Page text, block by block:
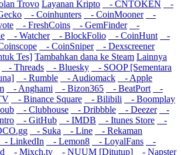
Trovo Layanan Kripto - CNTOKEN
-
- Coinhunters - CoinMooner
-
- FreshCoins - GemFinder
-
- Watcher - BlockFolio - CoinHunt
-
- CoinSniper
- Dexscreener
Tes] Tambahkan dana ke Steam Lainnya
- Threads - Bluesky
- SOOP [Sementara
- Rumble - Audiomack
- Apple
- Anghami - Bizon365 - BeatPort
-
- Binance Square - Bilibili
- Boomplay
- Clubhouse - Dribbble - Deezer
-
- GitHub - IMDB - Itunes Store
-
- Suka - Line
- Rekaman
- LinkedIn - Lemon8 - LoyalFans
-
- Mixch.tv - NUUM [Ditutup]
- Napster